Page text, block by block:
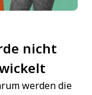
nicht
werden die